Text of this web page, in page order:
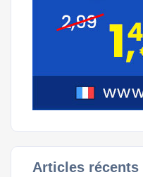
Articles récents